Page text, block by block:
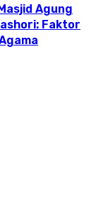
Agung
Faktor